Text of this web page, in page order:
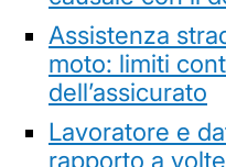
Assistenza
moto: limiti
dell’assicurato
Lavoratore e
rapporto a